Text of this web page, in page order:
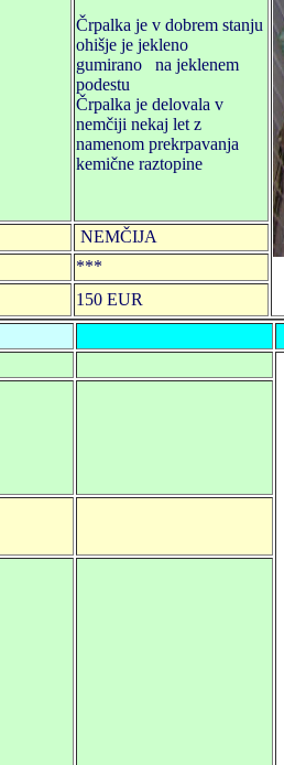
Črpalka je v dobrem stanju
ohišje je jekleno
gumirano na jeklenem
podestu
Črpalka je delovala v
nemčiji nekaj let z
namenom prekrpavanja
kemične raztopine
NEMČIJA
***
150 EUR